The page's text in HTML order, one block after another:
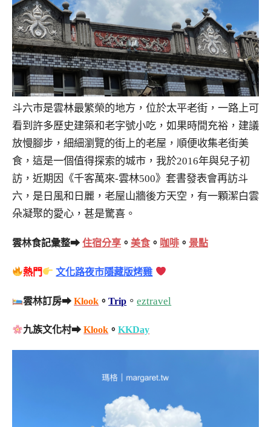
斗六市是雲林最繁榮的地方，位於太平老街，一路上可
看到許多歷史建築和老字號小吃，如果時間充裕，建議
放慢腳步，細細瀏覽的街上的老屋，順便收集老街美
食，這是一個值得探索的城市，我於2016年與兒子初
訪，近期因《千客萬來-雲林500》套書發表會再訪斗
六，是日風和日麗，老屋山牆後方天空，有一顆潔白雲
朵凝聚的愛心，甚是驚喜。
雲林食記彙整➡ 住宿分享 。 美食。 咖啡 。 景點
熱門 文化路夜市隱藏版烤雞
雲林訂房➡Klook 。Trip 。eztravel
九族文化村➡Klook 。KKDay